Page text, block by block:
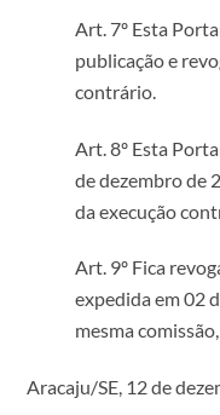
Art. 7º Esta
publicação e
contrário.
Art. 8º Esta
de dezembro de
da execução
Art. 9º Fica
expedida em 02
mesma
Aracaju/SE, 12 de